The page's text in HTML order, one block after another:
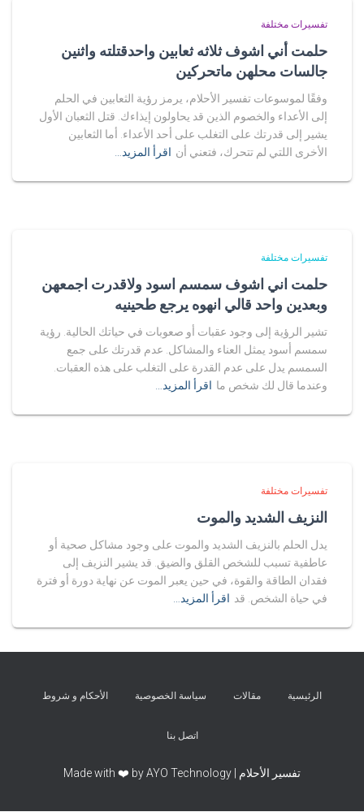
تفسيرات مختلفة
حلمت أني اشوف ثلاثه ثعابين واحدقتلته واثنين
جالسات محلهن ماتحركين
وفقًا لموسوعات تفسير الأحلام، يرمز رؤية الثعابين في الحلم
إلى الأعداء والخصوم الذين قد يحاولون إيذاءك. قتل الثعبان الأول
يشير إلى قدرتك على التغلب على أحد الأعداء. أما الثعابين
الأخرى اللتي لم تتحرك، فتعني أن اقرأ المزيد…
تفسيرات مختلفة
حلمت اني اشوف سمسم اسود ولاقدرت اجمعهن
وبعدين واحد قالي انهوه يرجع طحينيه
تشير الرؤية إلى وجود عقبات أو صعوبات في حياتك الحالية. رؤية
سمسم أسود يمثل العناء والمشاكل. عدم قدرتك على جمع
السمسم يدل على عدم القدرة على التغلب على هذه العقبات.
وعندما قال لك شخص ما اقرأ المزيد…
تفسيرات مختلفة
النزيف الشديد والموت
يدل الحلم بالنزيف الشديد والموت على وجود مشاكل صحية أو
عاطفية تسبب للشخص القلق والضيق. قد يشير النزيف إلى
فقدان الطاقة والقوة، في حين يعبر الموت عن نهاية دورة أو فترة
في حياة الشخص. قد اقرأ المزيد…
الرئيسية مقالات سياسة الخصوصية الأحكام و شروط
اتصل بنا
تفسير الأحلام | Made with ❤️ by AYO Technology